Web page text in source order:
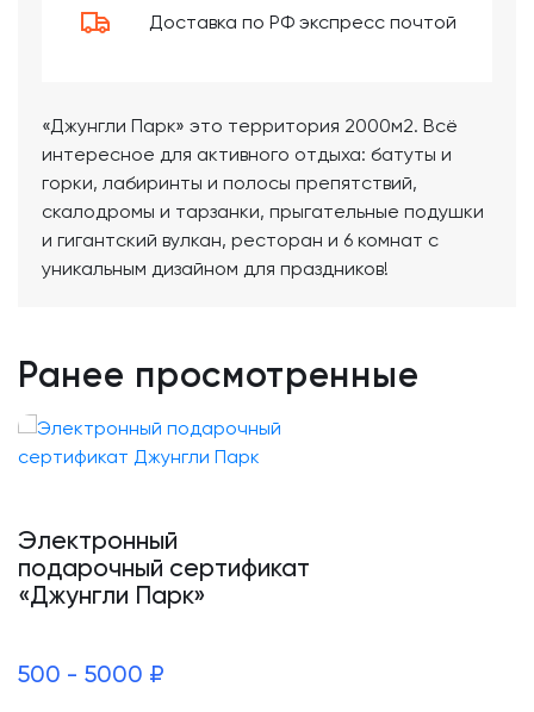
Доставка по РФ экспресс почтой
«Джунгли Парк» это территория 2000м2. Всё
интересное для активного отдыха: батуты и
горки, лабиринты и полосы препятствий,
скалодромы и тарзанки, прыгательные подушки
и гигантский вулкан, ресторан и 6 комнат с
уникальным дизайном для праздников!
Ранее просмотренные
Электронный
подарочный сертификат
«Джунгли Парк»
500 - 5000 ₽